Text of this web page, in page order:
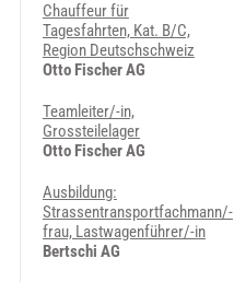
Chauffeur für
Tagesfahrten, Kat. B/C,
Region Deutschschweiz
Otto Fischer AG
Teamleiter/-in,
Grossteilelager
Otto Fischer AG
Ausbildung:
Strassentransportfachmann/-
frau, Lastwagenführer/-in
Bertschi AG